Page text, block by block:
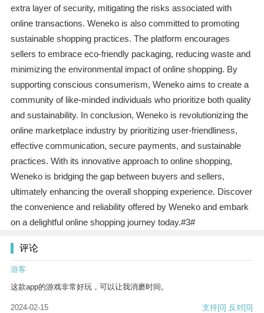
extra layer of security, mitigating the risks associated with
online transactions. Weneko is also committed to promoting
sustainable shopping practices. The platform encourages
sellers to embrace eco-friendly packaging, reducing waste and
minimizing the environmental impact of online shopping. By
supporting conscious consumerism, Weneko aims to create a
community of like-minded individuals who prioritize both quality
and sustainability. In conclusion, Weneko is revolutionizing the
online marketplace industry by prioritizing user-friendliness,
effective communication, secure payments, and sustainable
practices. With its innovative approach to online shopping,
Weneko is bridging the gap between buyers and sellers,
ultimately enhancing the overall shopping experience. Discover
the convenience and reliability offered by Weneko and embark
on a delightful online shopping journey today.#3#
评论
游客
这款app的游戏非常好玩，可以让我消磨时间。
2024-02-15 支持[0] 反对[0]